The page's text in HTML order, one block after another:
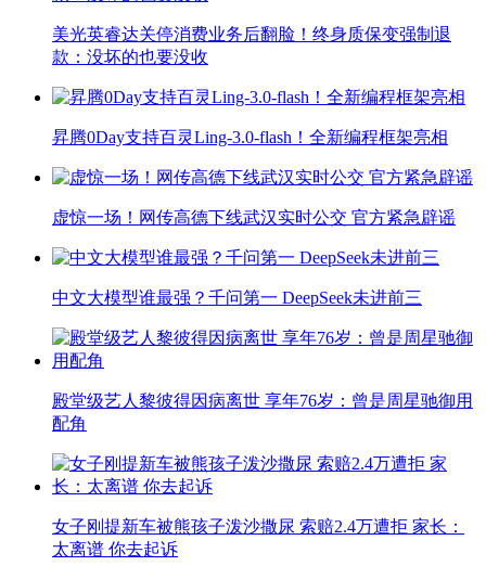
美光英睿达关停消费业务后翻脸！终身质保变强制退
款：没坏的也要没收
昇腾0Day支持百灵Ling-3.0-flash！全新编程框架亮相
虚惊一场！网传高德下线武汉实时公交 官方紧急辟谣
中文大模型谁最强？千问第一 DeepSeek未进前三
殿堂级艺人黎彼得因病离世 享年76岁：曾是周星驰御用
配角
女子刚提新车被熊孩子泼沙撒尿 索赔2.4万遭拒 家长：
太离谱 你去起诉